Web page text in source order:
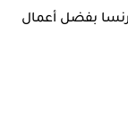
بفضل أعمال